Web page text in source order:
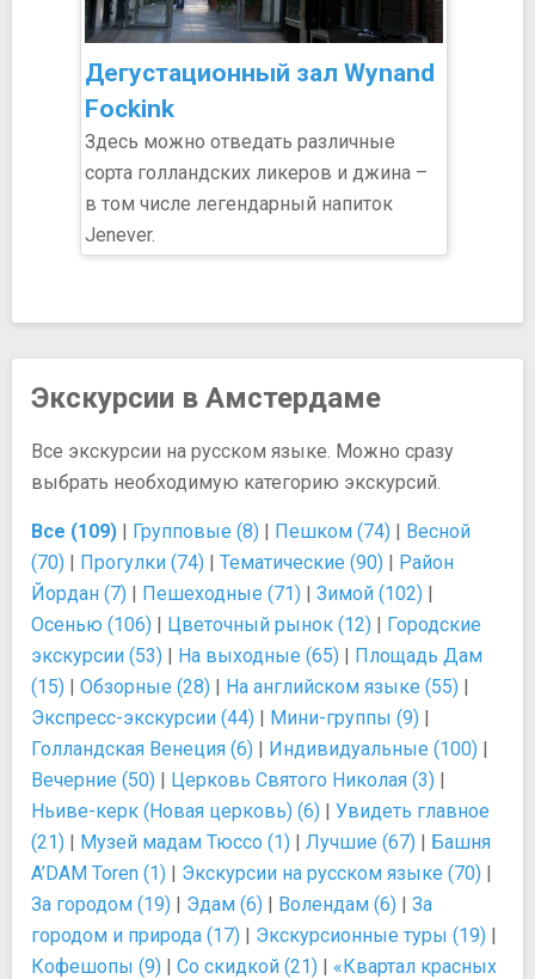
Дегустационный зал Wynand
Fockink
Здесь можно отведать различные
сорта голландских ликеров и джина –
в том числе легендарный напиток
Jenever.
Экскурсии в Амстердаме
Все экскурсии на русском языке. Можно сразу
выбрать необходимую категорию экскурсий.
Все (109) | Групповые (8) | Пешком (74) | Весной
(70) | Прогулки (74) | Тематические (90) | Район
Йордан (7) | Пешеходные (71) | Зимой (102) |
Осенью (106) | Цветочный рынок (12) | Городские
экскурсии (53) | На выходные (65) | Площадь Дам
(15) | Обзорные (28) | На английском языке (55) |
Экспресс-экскурсии (44) | Мини-группы (9) |
Голландская Венеция (6) | Индивидуальные (100) |
Вечерние (50) | Церковь Святого Николая (3) |
Ньиве-керк (Новая церковь) (6) | Увидеть главное
(21) | Музей мадам Тюссо (1) | Лучшие (67) | Башня
A’DAM Toren (1) | Экскурсии на русском языке (70) |
За городом (19) | Эдам (6) | Волендам (6) | За
городом и природа (17) | Экскурсионные туры (19) |
Кофешопы (9) | Со скидкой (21) | «Квартал красных